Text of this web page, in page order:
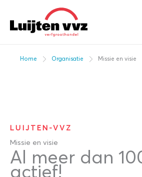
naar
Home Organisatie Missie en visie
LUIJTEN-VVZ
Missie en visie
Al meer dan
actief!